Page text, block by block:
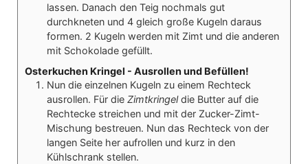
lassen. Danach den Teig nochmals gut
durchkneten und 4 gleich große Kugeln daraus
formen. 2 Kugeln werden mit Zimt und die anderen
mit Schokolade gefüllt.
Osterkuchen Kringel - Ausrollen und Befüllen!
Nun die einzelnen Kugeln zu einem Rechteck
ausrollen. Für die Zimtkringeldie Butter auf die
Rechtecke streichen und mit der Zucker-Zimt-
Mischung bestreuen. Nun das Rechteck von der
langen Seite her aufrollen und kurz in den
Kühlschrank stellen.